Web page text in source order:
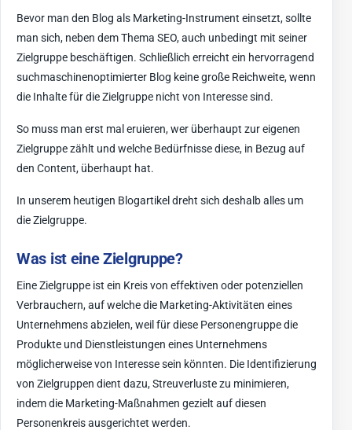
Bevor man den Blog als Marketing-Instrument einsetzt, sollte
man sich, neben dem Thema SEO, auch unbedingt mit seiner
Zielgruppe beschäftigen. Schließlich erreicht ein hervorragend
suchmaschinenoptimierter Blog keine große Reichweite, wenn
die Inhalte für die Zielgruppe nicht von Interesse sind.
So muss man erst mal eruieren, wer überhaupt zur eigenen
Zielgruppe zählt und welche Bedürfnisse diese, in Bezug auf
den Content, überhaupt hat.
In unserem heutigen Blogartikel dreht sich deshalb alles um
die Zielgruppe.
Was ist eine Zielgruppe?
Eine Zielgruppe ist ein Kreis von effektiven oder potenziellen
Verbrauchern, auf welche die Marketing-Aktivitäten eines
Unternehmens abzielen, weil für diese Personengruppe die
Produkte und Dienstleistungen eines Unternehmens
möglicherweise von Interesse sein könnten. Die Identifizierung
von Zielgruppen dient dazu, Streuverluste zu minimieren,
indem die Marketing-Maßnahmen gezielt auf diesen
Personenkreis ausgerichtet werden.